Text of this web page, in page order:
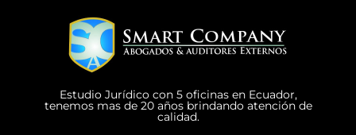
Estudio Jurídico con 5 oficinas en Ecuador,
tenemos mas de 20 años brindando atención de
calidad.